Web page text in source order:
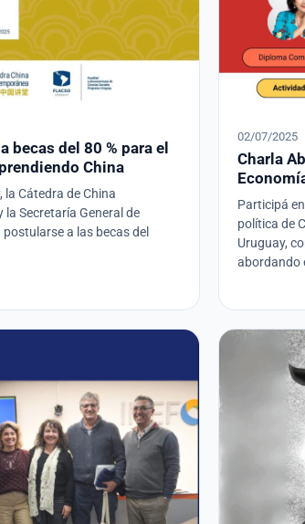
becas del 80 % para el
China
la Cátedra de China
Secretaría General de
a las becas del
02/07/2025
Charla
Participá
política de
Uruguay,
abordando